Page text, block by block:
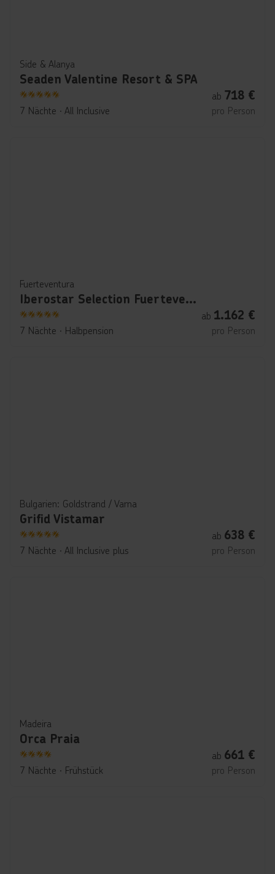
Side & Alanya
Seaden Valentine Resort & SPA
5
7 Nächte ∙ All Inclusive
ab 718 €
pro Person
Fuerteventura
Iberostar Selection Fuerteventura Palace
5
7 Nächte ∙ Halbpension
ab 1.162 €
pro Person
Bulgarien: Goldstrand / Varna
Grifid Vistamar
5
7 Nächte ∙ All Inclusive plus
ab 638 €
pro Person
Madeira
Orca Praia
4
7 Nächte ∙ Frühstück
ab 661 €
pro Person